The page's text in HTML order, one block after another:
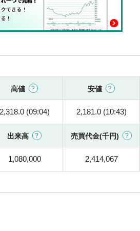
高値 安値
2,318.0 (09:04) 2,181.0 (10:43)
出来高 売買代金(千円)
1,080,000 2,414,067